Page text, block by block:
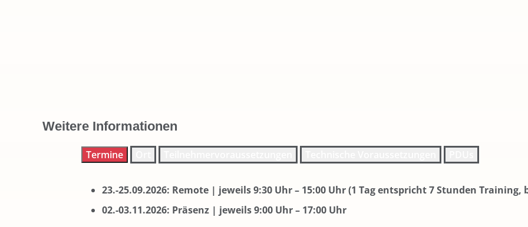
Weitere Informationen
Termine
23.-25.09.2026: Remote | jeweils 9:30 Uhr – 15:00 Uhr (1 Tag entspricht 7 Stunden
02.-03.11.2026: Präsenz | jeweils 9:00 Uhr – 17:00 Uhr